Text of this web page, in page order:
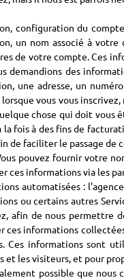
configuration du
un nom associé à
de votre compte. Ces
demandions des
une adresse, un
lorsque vous vous
chose qui doit vous
la fois à des fins de
de faciliter le passage de
pouvez fournir votre
ces informations via les
automatisées :
ou certains autres
afin de nous permettre
ces informations
Ces informations sont
et les visiteurs, et pour
possible que nous